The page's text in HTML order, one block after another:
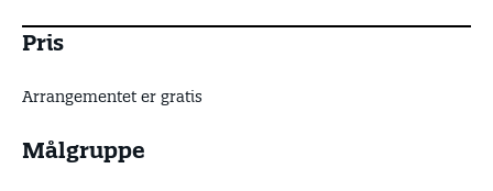
Pris
Arrangementet er gratis
Målgruppe